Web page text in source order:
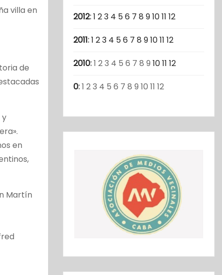
villa en
de
y
en
Martín
2012:1 23 4 56 7 8 91011 12
2011:1 23 4 56 7 8 91011 12
2010:1 23 4 5 6 7 8 9 1011 12
0:1 23 4 5 6 7 8 9 10 11 12